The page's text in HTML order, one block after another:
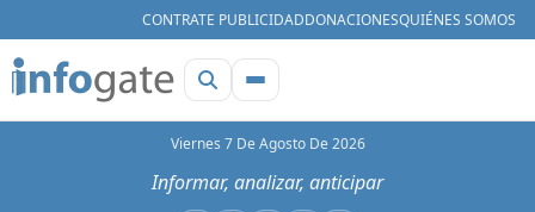
CONTRATE PUBLICIDADDONACIONESQUIÉNES SOMOS
Viernes 7 De Agosto De 2026
Informar, analizar, anticipar